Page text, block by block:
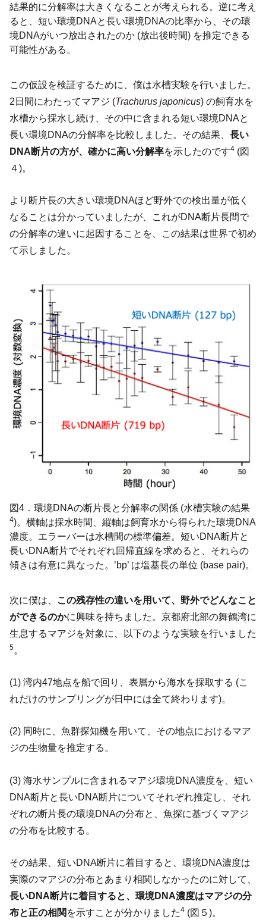
結果的に分解率は大きくなることが考えられる。逆に考え
ると、短い環境DNAと長い環境DNAの比率から、その環
境DNAがいつ放出されたのか (放出後時間) を推定できる
可能性がある。
この仮設を検証するために、僕は水槽実験を行いました。
2日間にわたってマアジ (Trachurus japonicus) の飼育水を
水槽から採水し続け、その中に含まれる短い環境DNAと
長い環境DNAの分解率を比較しました。その結果、 長い
DNA断片の方が、確かに高い分解率を示したのです4 (図
４)。
より断片長の大きい環境DNAほど野外での検出量が低く
なることは分かっていましたが、これがDNA断片長間で
の分解率の違いに起因することを、この結果は世界で初め
て示しました。
図4．環境DNAの断片長と分解率の関係 (水槽実験の結果
4)。横軸は採水時間、縦軸は飼育水から得られた環境DNA
濃度。エラーバーは水槽間の標準偏差。短いDNA断片と
長いDNA断片でそれぞれ回帰直線を求めると、それらの
傾きは有意に異なった。’bp’ は塩基長の単位 (base pair)。
次に僕は、
この残存性の違いを用いて、野外でどんなこと
ができるのかに興味を持ちました。京都府北部の舞鶴湾に
生息するマアジを対象に、以下のような実験を行いました
5。
(1) 湾内47地点を船で回り、表層から海水を採取する (こ
れだけのサンプリングが日中には全て終わります)。
(2) 同時に、魚群探知機を用いて、その地点におけるマア
ジの生物量を推定する。
(3) 海水サンプルに含まれるマアジ環境DNA濃度を、短い
DNA断片と長いDNA断片についてそれぞれ推定し、それ
ぞれの断片長の環境DNAの分布と、魚探に基づくマアジ
の分布を比較する。
その結果、短いDNA断片に着目すると、環境DNA濃度は
実際のマアジの分布とあまり相関しなかったのに対して、
長いDNA断片に着目すると、環境DNA濃度はマアジの分
布と正の相関 を示すことが分かりました4 (図５)。